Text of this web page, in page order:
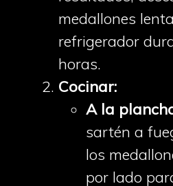
medallones
refrigerador
horas.
Cocinar:
A la
sartén a
los
por lado